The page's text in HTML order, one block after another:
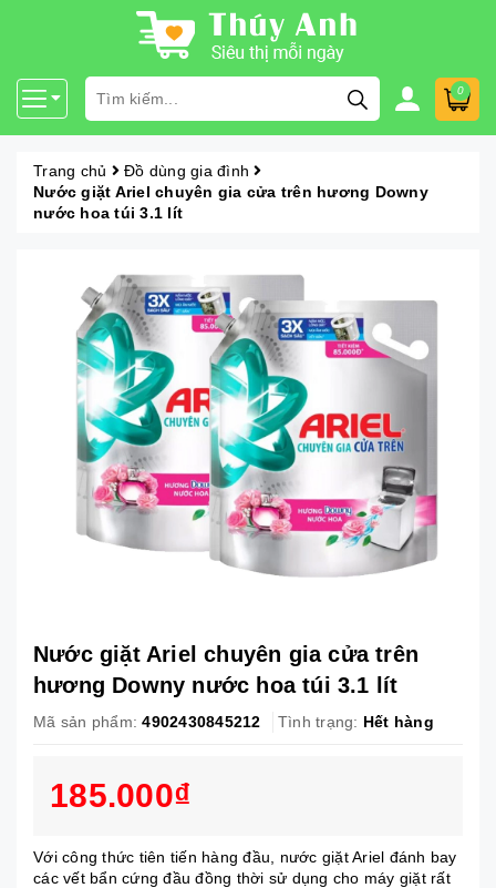
0
Trang chủ
Đồ dùng gia đình
Nước giặt Ariel chuyên gia cửa trên hương Downy
nước hoa túi 3.1 lít
Nước giặt Ariel chuyên gia cửa trên
hương Downy nước hoa túi 3.1 lít
Mã sản phẩm: 4902430845212 Tình trạng: Hết hàng
185.000₫
Với công thức tiên tiến hàng đầu, nước giặt Ariel đánh bay
các vết bẩn cứng đầu đồng thời sử dụng cho máy giặt rất